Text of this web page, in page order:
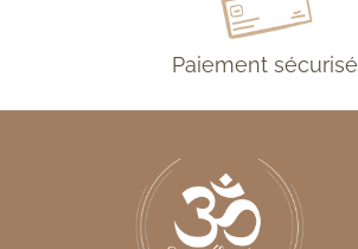
Paiement sécurisé